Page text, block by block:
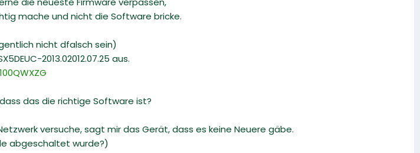
mache und nicht die Software bricke.
nicht dfalsch sein)
2013.02012.07.25 aus.
das die richtige Software ist?
versuche, sagt mir das Gerät, dass es keine Neuere gäbe.
abgeschaltet wurde?)